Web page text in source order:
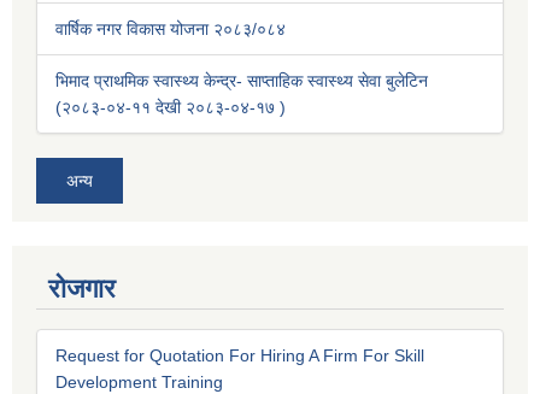
वार्षिक नगर विकास योजना २०८३/०८४
भिमाद प्राथमिक स्वास्थ्य केन्द्र- साप्ताहिक स्वास्थ्य सेवा बुलेटिन
(२०८३-०४-११ देखी २०८३-०४-१७ )
अन्य
रोजगार
Request for Quotation For Hiring A Firm For Skill
Development Training